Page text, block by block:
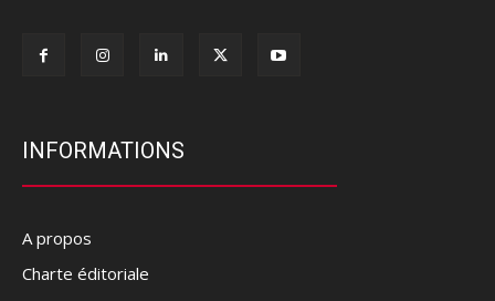
INFORMATIONS
A propos
Charte éditoriale